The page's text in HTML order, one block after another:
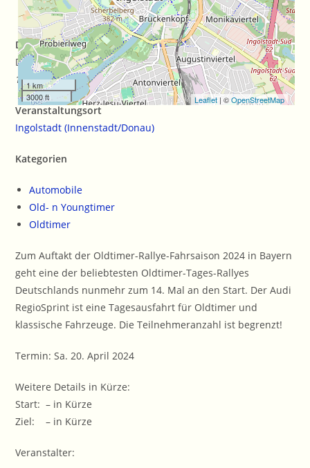
1 km
3000 ft
Leaflet| ©OpenStreetMap
Datum/Zeit
Date(s) - 20/04/2024
10:00 a.m. - 4:00 p.m.
Veranstaltungsort
Ingolstadt (Innenstadt/Donau)
Kategorien
Automobile
Old- n Youngtimer
Oldtimer
Zum Auftakt der Oldtimer-Rallye-Fahrsaison 2024 in Bayern
geht eine der beliebtesten Oldtimer-Tages-Rallyes
Deutschlands nunmehr zum 14. Mal an den Start. Der Audi
RegioSprint ist eine Tagesausfahrt für Oldtimer und
klassische Fahrzeuge. Die Teilnehmeranzahl ist begrenzt!
Termin: Sa. 20. April 2024
Weitere Details in Kürze:
Start: – in Kürze
Ziel: – in Kürze
Veranstalter: